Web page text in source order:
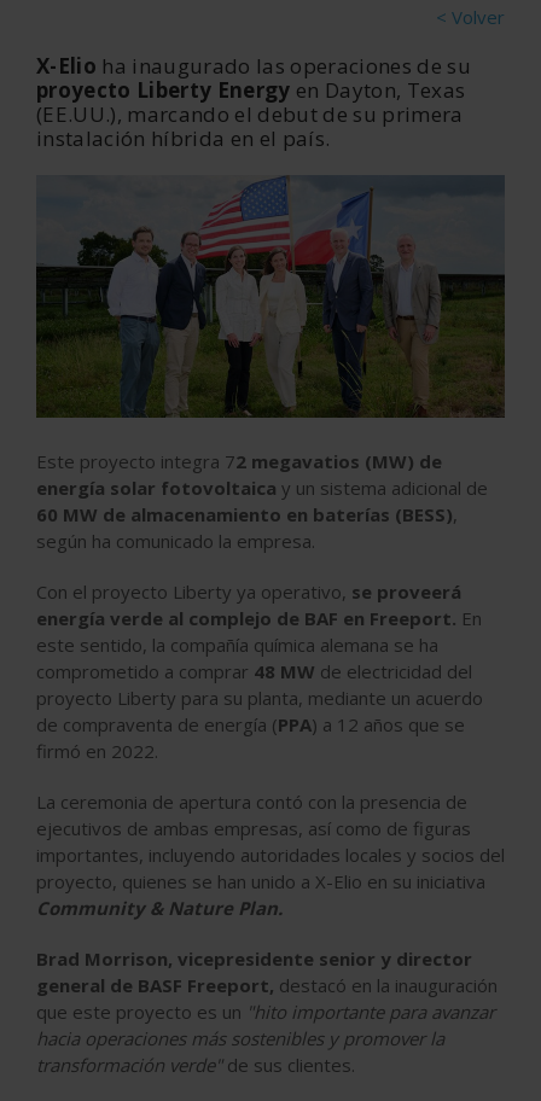
< Volver
X-Elio ha inaugurado las operaciones de su
proyecto Liberty Energy en Dayton, Texas
(EE.UU.), marcando el debut de su primera
instalación híbrida en el país.
Este proyecto integra 72 megavatios (MW) de
energía solar fotovoltaica y un sistema adicional de
60 MW de almacenamiento en baterías (BESS),
según ha comunicado la empresa.
Con el proyecto Liberty ya operativo, se proveerá
energía verde al complejo de BAF en Freeport. En
este sentido, la compañía química alemana se ha
comprometido a comprar 48 MW de electricidad del
proyecto Liberty para su planta, mediante un acuerdo
de compraventa de energía (PPA) a 12 años que se
firmó en 2022.
La ceremonia de apertura contó con la presencia de
ejecutivos de ambas empresas, así como de figuras
importantes, incluyendo autoridades locales y socios del
proyecto, quienes se han unido a X-Elio en su iniciativa
Community & Nature Plan.
Brad Morrison, vicepresidente senior y director
general de BASF Freeport, destacó en la inauguración
que este proyecto es un "hito importante para avanzar
hacia operaciones más sostenibles y promover la
transformación verde"de sus clientes.